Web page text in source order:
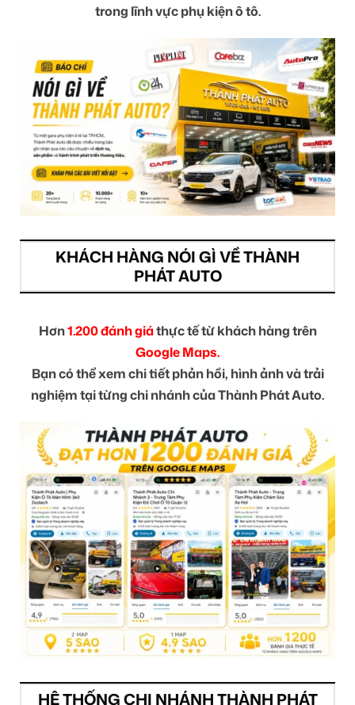
trong lĩnh vực phụ kiện ô tô.
KHÁCH HÀNG NÓI GÌ VỀ THÀNH
PHÁT AUTO
Hơn1.200 đánh giáthực tế từ khách hàng trên
Google Maps.
Bạn có thể xem chi tiết phản hồi, hình ảnh và trải
nghiệm tại từng chi nhánh của Thành Phát Auto.
HỆ THỐNG CHI NHÁNH THÀNH PHÁT